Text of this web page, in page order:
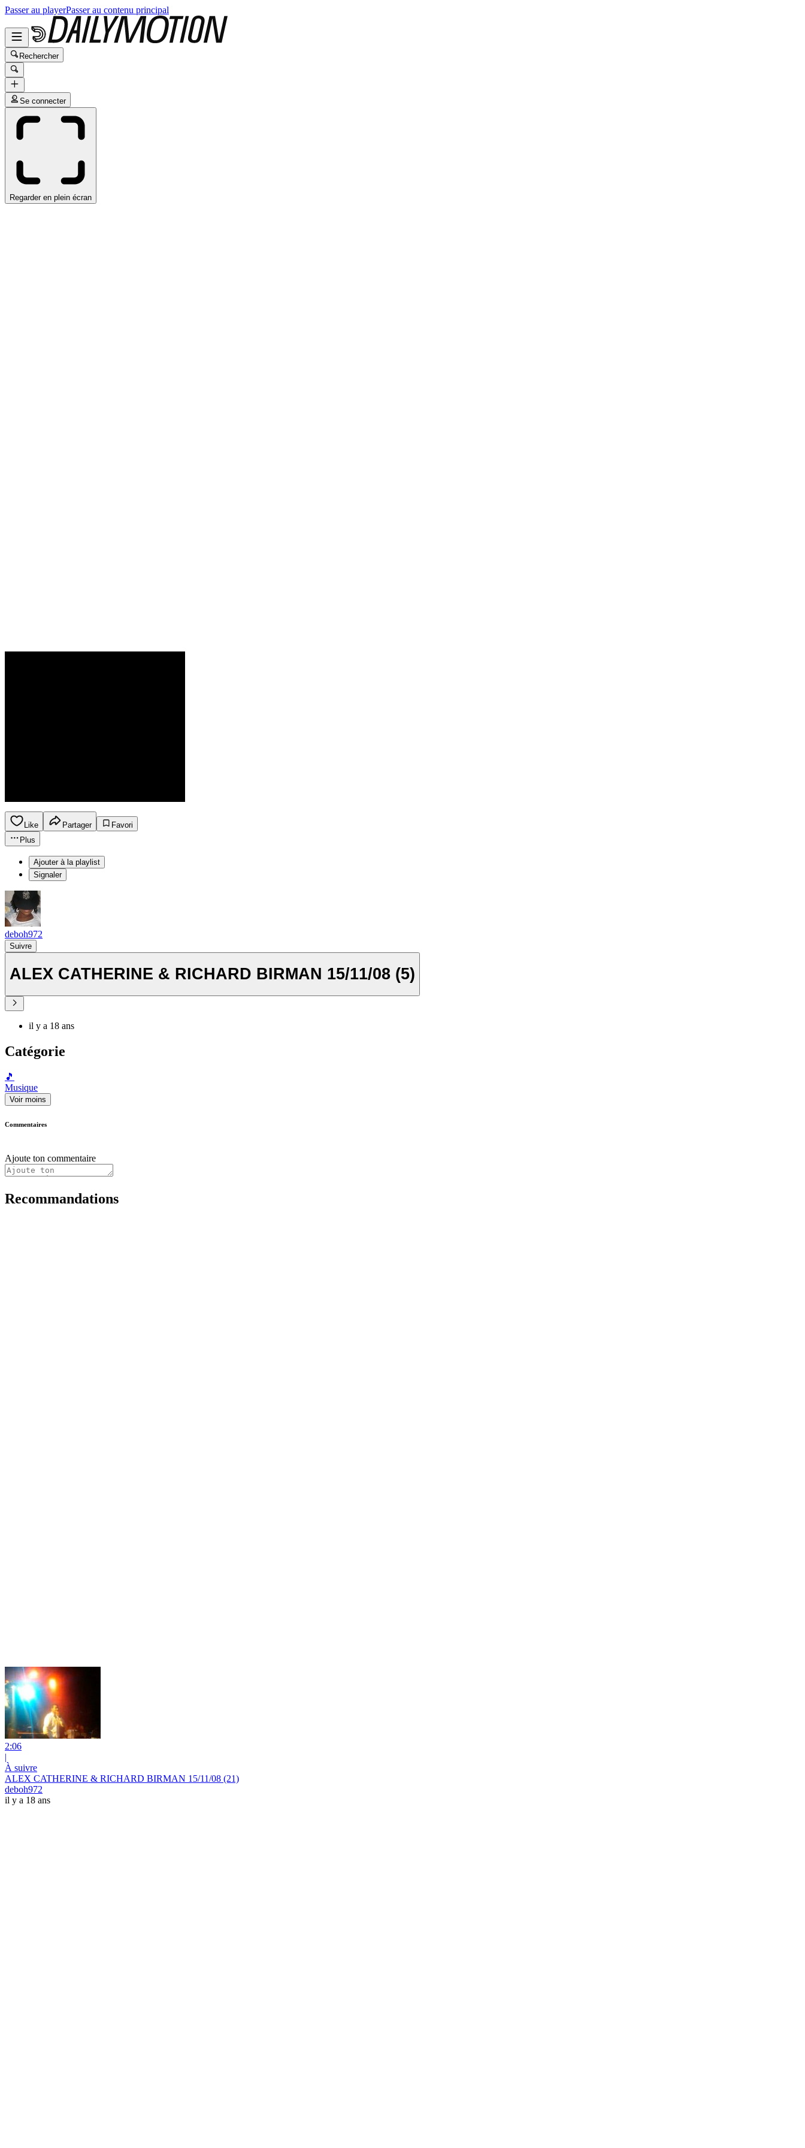
Passer au playerPasser au contenu principal
Rechercher
Se connecter
Regarder en plein écran
Like Partager
Favori
Plus
Ajouter à la playlist
Signaler
deboh972
Suivre
ALEX CATHERINE & RICHARD BIRMAN 15/11/08 (5)
il y a 18 ans
Catégorie
🎵
Musique
Voir moins
Commentaires
Ajoute ton commentaire
Recommandations
2:06
|
À suivre
ALEX CATHERINE & RICHARD BIRMAN 15/11/08 (21)
deboh972
il y a 18 ans